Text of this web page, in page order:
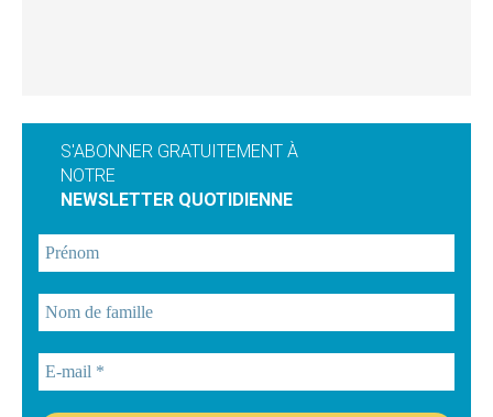
S'ABONNER GRATUITEMENT À
NOTRE
NEWSLETTER QUOTIDIENNE